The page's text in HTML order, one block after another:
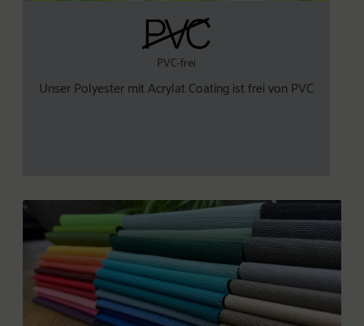
PVC-frei
Unser Polyester mit Acrylat Coating ist frei von PVC